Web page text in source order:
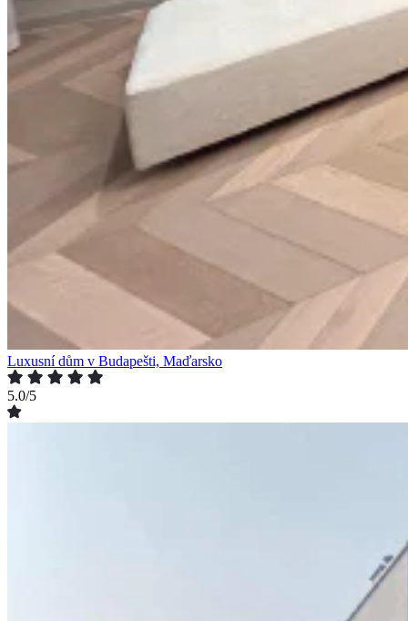
Luxusní dům v Budapešti, Maďarsko
5.0/5